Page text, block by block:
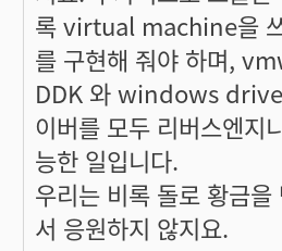
록 virtual machine을
를 구현해 줘야 하며,
DDK 와 windows
이버를 모두 리버스엔지
능한 일입니다.
우리는 비록 돌로 황금
서 응원하지 않지요.